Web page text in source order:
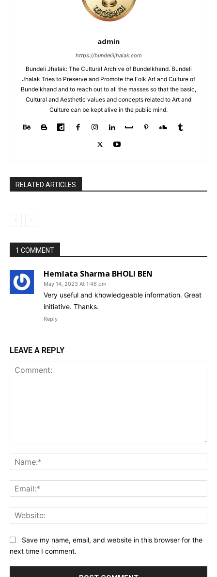
admin
https://bundeliijhalak.com
Bundeli Jhalak: The Cultural Archive of Bundelkhand. Bundeli
Jhalak Tries to Preserve and Promote the Folk Art and Culture of
Bundelkhand and to reach out to all the masses so that the basic,
Cultural and Aesthetic values and concepts related to Art and
Culture can be kept alive in the public mind.
RELATED ARTICLES
1 COMMENT
Hemlata Sharma BHOLI BEN
May 14, 2023 At 1:46 pm
Very useful and khowledgeable information. Great
initiative. Thanks.
Reply
LEAVE A REPLY
Save my name, email, and website in this browser for the
next time I comment.